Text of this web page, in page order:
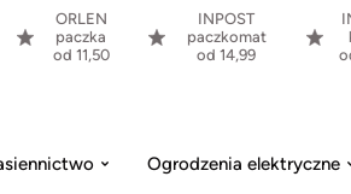
ORLEN
paczka
od 11,50
INPOST
paczkomat
od 14,99
Ogrodzenia elektryczne